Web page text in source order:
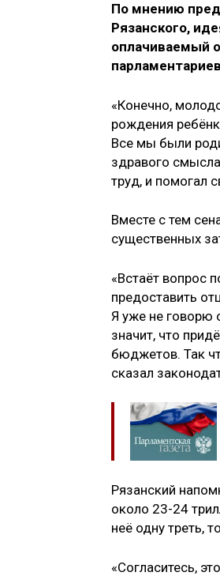
По мнению
Рязанского,
оплачиваемый
«Конечно,
рождения
Все мы были
здравого
труд, и помогал
Вместе с тем
существенных
«Встаёт вопрос
предоставить
Я уже не говорю
значит, что
бюджетов. Так
сказал
Рязанский
около 23-24
неё одну треть,
«Согласитесь,